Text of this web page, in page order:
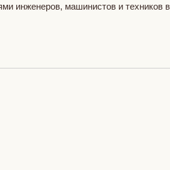
инженеров, машинистов и техников